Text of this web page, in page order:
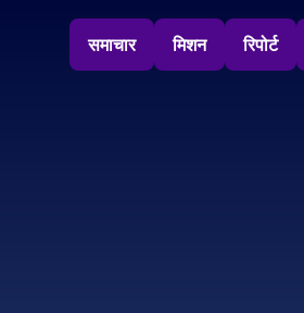
समाचार मिशन रिपोर्ट